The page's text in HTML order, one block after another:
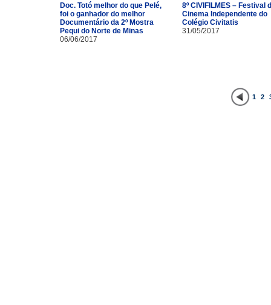
Doc. Totó melhor do que Pelé,
foi o ganhador do melhor
Documentário da 2º Mostra
Pequi do Norte de Minas
06/06/2017
8º CIVIFILMES – Festival
Cinema Independente do
Colégio Civitatis
31/05/2017
1 2